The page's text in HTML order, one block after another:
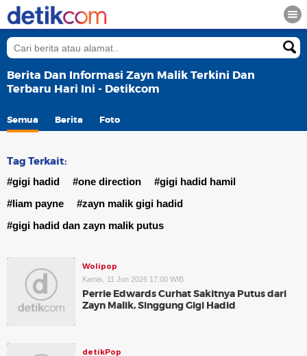
Berita Dan Informasi Zayn Malik Terkini Dan
Terbaru Hari Ini - Detikcom
Semua Berita Foto
Tag Terkait:
#gigi hadid #one direction
#gigi hadid hamil
#liam payne
#zayn malik gigi hadid
#gigi hadid dan zayn malik putus
Wolipop
Kamis, 11 Jun 2026 17:00 WIB
Perrie Edwards Curhat Sakitnya Putus dari
Zayn Malik, Singgung Gigi Hadid
detikPop